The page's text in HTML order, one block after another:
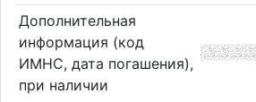
Дополнительная
информация (код
ИМНС, дата погашения),
при наличии